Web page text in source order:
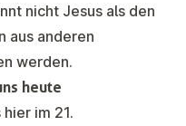
nicht Jesus als den
aus anderen
werden.
heute
im 21.